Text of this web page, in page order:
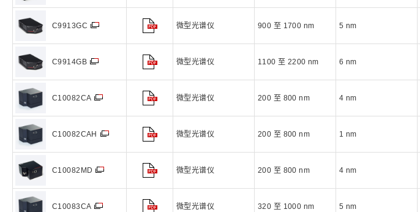
C9913GC 微型光谱仪 900 至 1700 nm 5 nm
C9914GB 微型光谱仪 1100 至 2200 nm 6 nm
C10082CA 微型光谱仪 200 至 800 nm 4 nm
C10082CAH 微型光谱仪 200 至 800 nm 1 nm
C10082MD 微型光谱仪 200 至 800 nm 4 nm
C10083CA 微型光谱仪 320 至 1000 nm 5 nm